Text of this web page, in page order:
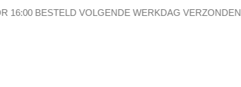
16:00 BESTELD VOLGENDE WERKDAG VERZONDEN